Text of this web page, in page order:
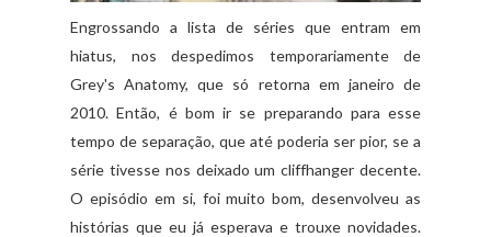
Engrossando a lista de séries que entram em
hiatus, nos despedimos temporariamente de
Grey'sAnatomy, que só retorna em janeiro de
2010. Então, é bom ir se preparando para esse
tempo de separação, que até poderia ser pior, se a
série tivesse nos deixado umcliffhanger decente.
O episódio em si, foi muito bom, desenvolveu as
histórias que eu já esperava e trouxe novidades.